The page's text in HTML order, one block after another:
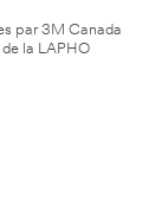
par 3M Canada
la LAPHO